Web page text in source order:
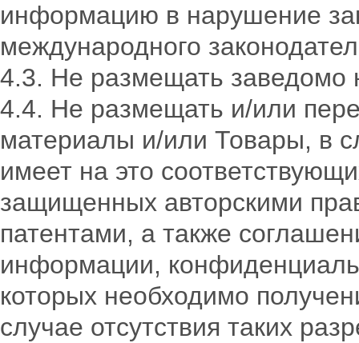
информацию в нарушение
международного
4.3. Не размещать
4.4. Не размещать и/или
материалы и/или Товары, в
имеет на это
защищенных авторскими
патентами, а также
информации,
которых необходимо
случае отсутствия таких